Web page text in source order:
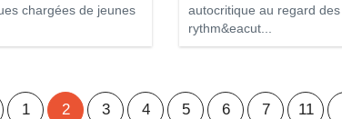
chargées de jeunes
autocritique au regard
rythm&eacut...
1 2 3 4 5 6 7 11